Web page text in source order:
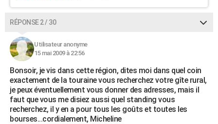
RÉPONSE 2 / 30
Utilisateur anonyme
15 mai 2009 à 22:56
Bonsoir, je vis dans cette région, dites moi dans quel coin
exactement de la touraine vous recherchez votre gîte rural,
je peux éventuellement vous donner des adresses, mais il
faut que vous me disiez aussi quel standing vous
recherchez, il y en a pour tous les goûts et toutes les
bourses...cordialement, Micheline